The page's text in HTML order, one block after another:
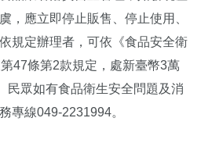
，應立即停止販售、停止使用、
規定辦理者，可依《食品安全衛
47條第2款規定，處新臺幣3萬
民眾如有食品衛生安全問題及消
專線049-2231994。